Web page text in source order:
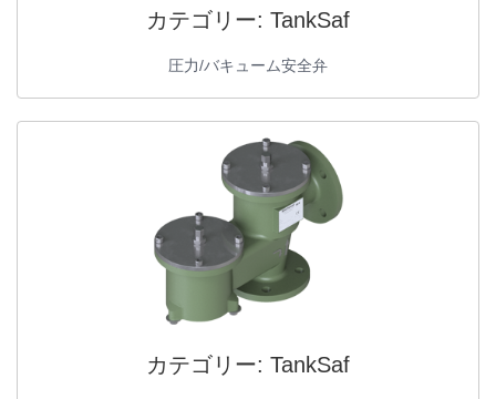
カテゴリー: TankSaf
圧力/バキューム安全弁
カテゴリー: TankSaf